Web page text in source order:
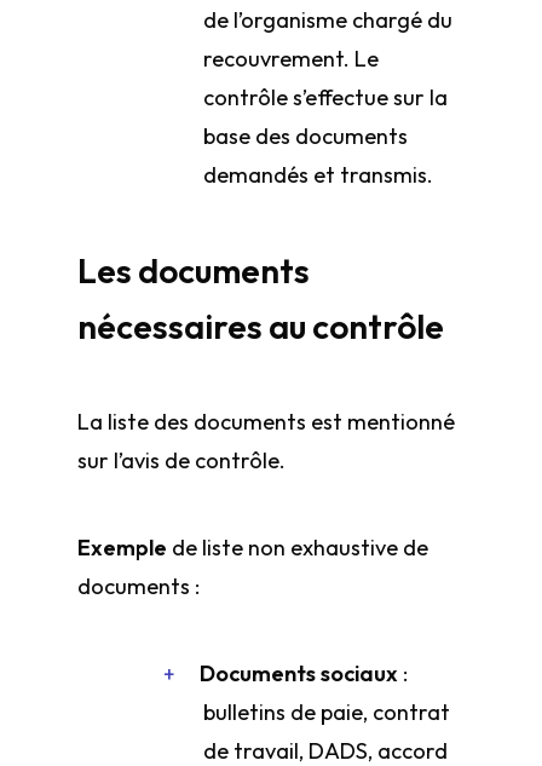
de l’organisme chargé du
recouvrement. Le
contrôle s’effectue sur la
base des documents
demandés et transmis.
Les documents
nécessaires au contrôle
La liste des documents est mentionné
sur l’avis de contrôle.
Exemple de liste non exhaustive de
documents :
Documents sociaux :
bulletins de paie, contrat
de travail, DADS, accord